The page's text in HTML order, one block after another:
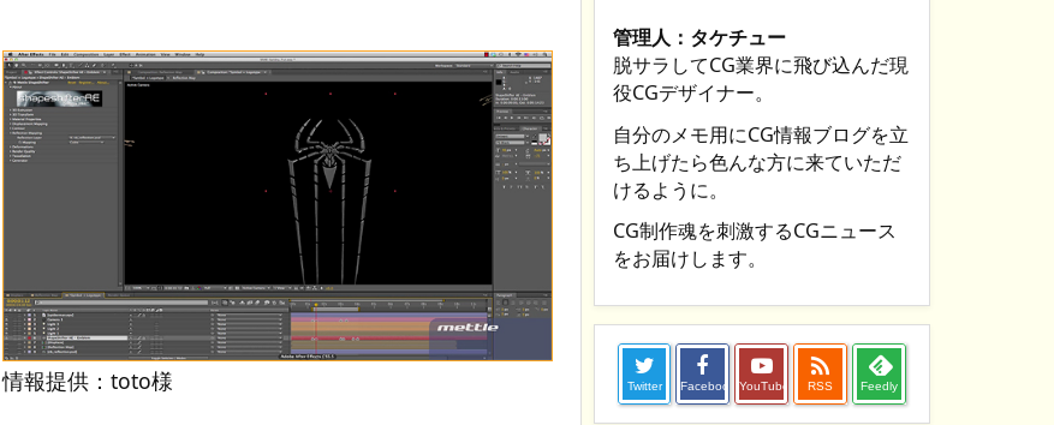
情報提供：toto様
管理人：タケチュー
脱サラしてCG業界に飛び込んだ現
役CGデザイナー。
自分のメモ用にCG情報ブログを立
ち上げたら色んな方に来ていただ
けるように。
CG制作魂を刺激するCGニュース
をお届けします。
Twitter Facebook YouTube

RSS Feedly